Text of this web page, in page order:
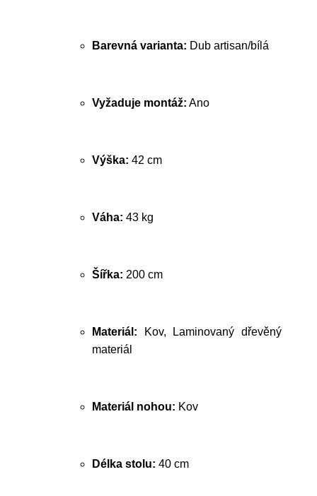
Barevná varianta: Dub artisan/bílá
Vyžaduje montáž: Ano
Výška: 42 cm
Váha: 43 kg
Šířka: 200 cm
Materiál: Kov, Laminovaný dřevěný
materiál
Materiál nohou: Kov
Délka stolu: 40 cm